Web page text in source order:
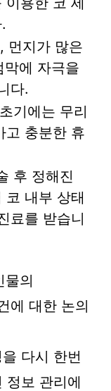
먼지가 많은
에 자극을
다.
기에는 무리
고 충분한 휴
후 정해진
코 내부 상태
료를 받습니
의
에 대한 논의
다시 한번
정보 관리에